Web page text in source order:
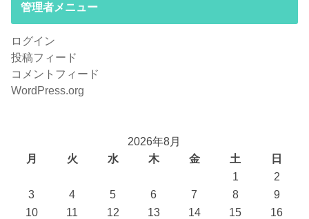
管理者メニュー
ログイン
投稿フィード
コメントフィード
WordPress.org
2026年8月
月
火 水 木 金 土
日
1
2
3
4 5 6 7 8
9
10
11 12 13 14 15
16